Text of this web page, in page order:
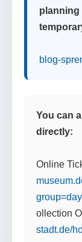
planning
blog-
You can
directly:
Online
ollection
stadt.de/